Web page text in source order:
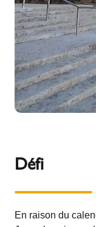
Défi
En raison du